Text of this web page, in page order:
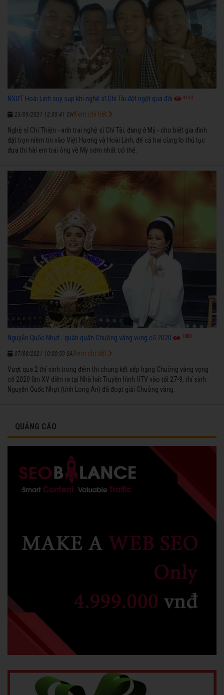
NSƯT Hoài Linh suy sụp khi nghệ sĩ Chí Tài đột ngột qua đời 3154
23/09/2021 12:00:41 CH
Nghệ sĩ Chí Thiện - anh trai nghệ sĩ Chí Tài, đang ở Mỹ - cho biết gia đình
đặt trọn niềm tin vào Việt Hương và Hoài Linh, để cả hai cùng lo thủ tục
đưa thi hài em trai ông về Mỹ sớm nhất có thể.
Xem chi tiết
Nguyễn Quốc Nhựt - quán quân Chuông vàng vọng cổ 2020 1688
07/08/2021 10:00:59 SA
Vượt qua 2 thí sinh trong đêm thi chung kết xếp hạng Chuông vàng vọng
cổ 2020 lần XV diễn ra tại Nhà hát Truyền hình HTV vào tối 27-9, thí sinh
Nguyễn Quốc Nhựt (tỉnh Long An) đã đoạt giải Chuông vàng.
Xem chi tiết
QUẢNG CÁO